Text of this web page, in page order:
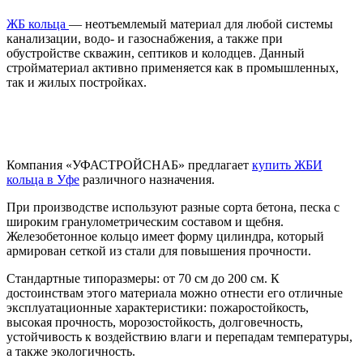
ЖБ кольца — неотъемлемый материал для любой системы
канализации, водо- и газоснабжения, а также при
обустройстве скважин, септиков и колодцев. Данный
стройматериал активно применяется как в промышленных,
так и жилых постройках.
Компания «УФАСТРОЙСНАБ» предлагает купить ЖБИ
кольца в Уфе различного назначения.
При производстве используют разные сорта бетона, песка с
широким гранулометрическим составом и щебня.
Железобетонное кольцо имеет форму цилиндра, который
армирован сеткой из стали для повышения прочности.
Стандартные типоразмеры: от 70 см до 200 см. К
достоинствам этого материала можно отнести его отличные
эксплуатационные характеристики: пожаростойкость,
высокая прочность, морозостойкость, долговечность,
устойчивость к воздействию влаги и перепадам температуры,
а также экологичность.